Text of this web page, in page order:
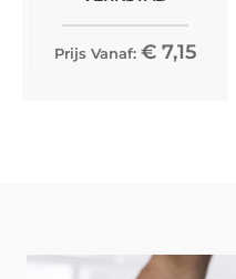
Prijs Vanaf: € 7,15